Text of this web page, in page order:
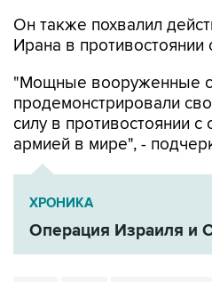
Он также похвалил
Ирана в
"Мощные вооруженные
продемонстрировали
силу в противостоянии
армией в мире", -
ХРОНИКА
Операция Израиля и